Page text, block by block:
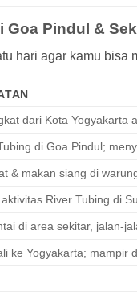
Goa Pindul &
hari agar kamu
dari Kota Yogyakarta
di Goa Pindul;
& makan siang di
River Tubing di
di area sekitar, jalan-
ke Yogyakarta; mampir